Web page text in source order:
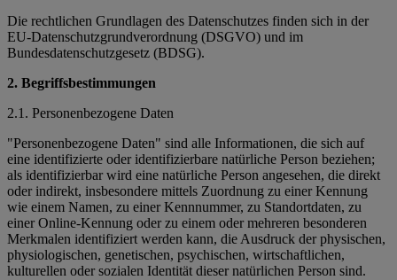
Die rechtlichen Grundlagen des Datenschutzes finden sich in der
EU-Datenschutzgrundverordnung (DSGVO) und im
Bundesdatenschutzgesetz (BDSG).
2. Begriffsbestimmungen
2.1. Personenbezogene Daten
"Personenbezogene Daten" sind alle Informationen, die sich auf
eine identifizierte oder identifizierbare natürliche Person beziehen;
als identifizierbar wird eine natürliche Person angesehen, die direkt
oder indirekt, insbesondere mittels Zuordnung zu einer Kennung
wie einem Namen, zu einer Kennnummer, zu Standortdaten, zu
einer Online-Kennung oder zu einem oder mehreren besonderen
Merkmalen identifiziert werden kann, die Ausdruck der physischen,
physiologischen, genetischen, psychischen, wirtschaftlichen,
kulturellen oder sozialen Identität dieser natürlichen Person sind.